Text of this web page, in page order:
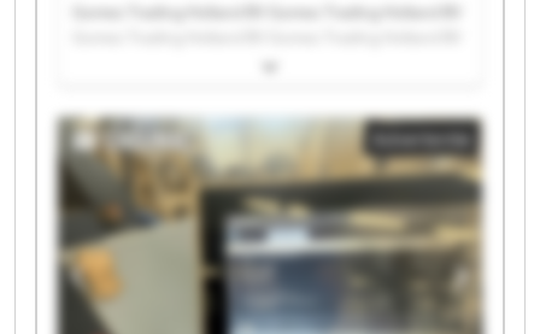
Gomez Trading Holland BV Gomez Trading Holland BV
Gomez Trading Holland BV Gomez Trading Holland BV
Gomez Trading Holland BV Gomez Trading Holland BV
Gomez Trading Holland BV Gomez Trading Holland BV
Gomez Trading Holland BV Gomez Trading Holland BV
Gomez Trading Holland BV Gomez Trading Holland BV
Gomez Trading Holland BV Gomez Trading Holland BV
Advertentie